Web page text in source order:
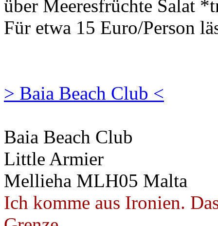
über Meeresfrüchte Salat
Für etwa 15 Euro/Person
> Baia Beach Club <
Baia Beach Club
Little Armier
Mellieha MLH05 Malta
Ich komme aus Ironien.